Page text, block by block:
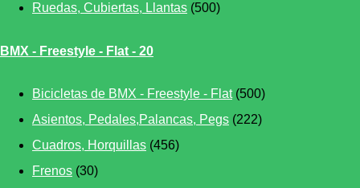
Ruedas, Cubiertas, Llantas (500)
BMX - Freestyle - Flat - 20
Bicicletas de BMX - Freestyle - Flat(500)
Asientos, Pedales,Palancas, Pegs (222)
Cuadros, Horquillas (456)
Frenos (30)